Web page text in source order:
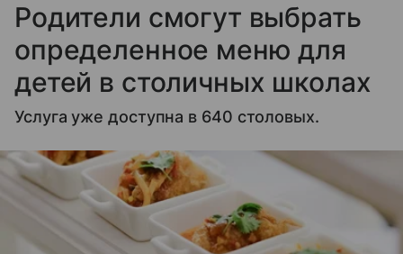
Родители смогут выбрать
определенное меню для
детей в столичных школах
Услуга уже доступна в 640 столовых.